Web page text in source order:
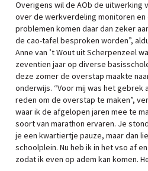
Overigens wil de AOb de uitwerking
over de werkverdeling monitoren en
problemen komen daar dan zeker
de cao-tafel besproken worden”,
Anne van ’t Wout uit Scherpenzeel
zeventien jaar op diverse
deze zomer de overstap maakte
onderwijs. “Voor mij was het gebrek
reden om de overstap te maken”,
waar ik de afgelopen jaren mee te
soort van marathon ervaren. Je
je een kwartiertje pauze, maar dan
schoolplein. Nu heb ik in het vso af
zodat ik even op adem kan komen.